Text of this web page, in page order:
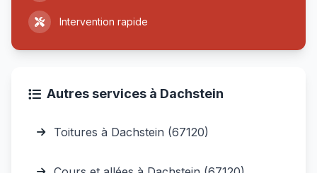
Intervention rapide
Autres services à Dachstein
Toitures à Dachstein (67120)